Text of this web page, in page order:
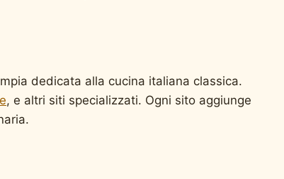
dedicata alla cucina italiana classica.
, e altri siti specializzati. Ogni sito aggiunge